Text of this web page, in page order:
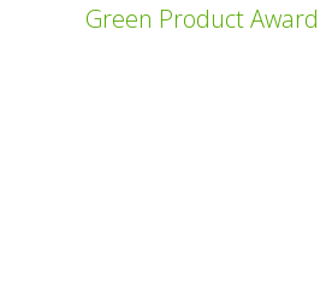
Green Product Award